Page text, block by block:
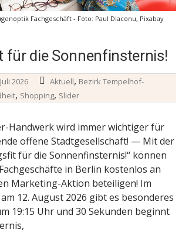
Fachgeschäft - Foto: Paul Diaconu, Pixabay
für die Sonnenfinsternis!
2026 Aktuell, Bezirk Tempelhof-
, Shopping, Slider
Handwerk wird immer wichtiger für
offene Stadtgesellschaft! — Mit der
für die Sonnenfinsternis!“ können
in Berlin kostenlos an
Marketing-Aktion beteiligen! Im
12. August 2026 gibt es besonderes
19:15 Uhr und 30 Sekunden beginnt